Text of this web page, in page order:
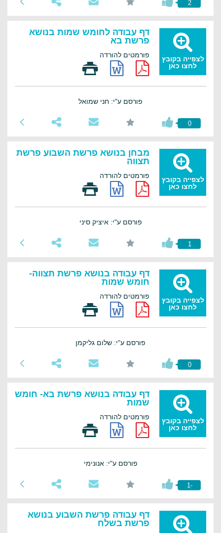
2
לצפייה בקובץ
לחצו כאן
דף עבודה לחומש שמות בנושא
פרשת בא
פורמטים להורדה
פורסם ע"י: חני שמואל
0
לצפייה בקובץ
לחצו כאן
מבחן בנושא פרשת השבוע פרשת
תצווה
פורמטים להורדה
פורסם ע"י: איציק סיני
1
לצפייה בקובץ
לחצו כאן
דף עבודה בנושא פרשת תצווה-
חומש שמות
פורמטים להורדה
פורסם ע"י: שלום גליקמן
0
לצפייה בקובץ
לחצו כאן
דף עבודה בנושא פרשת בא- חומש
שמות
פורמטים להורדה
פורסם ע"י: אנונימי
-1
דף עבודה פרשת השבוע בנושא
פרשת בשלח